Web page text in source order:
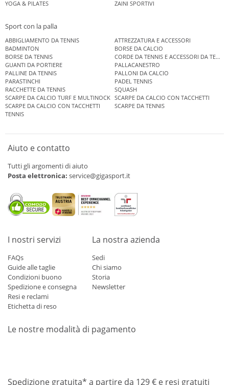
YOGA & PILATES
ZAINI SPORTIVI
Sport con la palla
ABBIGLIAMENTO DA TENNIS
ATTREZZATURA E ACCESSORI
BADMINTON
BORSE DA CALCIO
BORSE DA TENNIS
CORDE DA TENNIS E ACCESSORI DA TENNIS
GUANTI DA PORTIERE
PALLACANESTRO
PALLINE DA TENNIS
PALLONI DA CALCIO
PARASTINCHI
PADEL TENNIS
RACCHETTE DA TENNIS
SQUASH
SCARPE DA CALCIO TURF E MULTINOCK SCARPE DA CALCIO CON TACCHETTI
SCARPE DA CALCIO CON TACCHETTI
SCARPE DA TENNIS
TENNIS
Aiuto e contatto
Tutti gli argomenti di aiuto
Posta elettronica: service@gigasport.it
I nostri servizi
FAQs
Guide alle taglie
Condizioni buono
Spedizione e consegna
Resi e reclami
Etichetta di reso
La nostra azienda
Sedi
Chi siamo
Storia
Newsletter
Le nostre modalità di pagamento
Spedizione gratuita* a partire da 129 € e resi gratuiti